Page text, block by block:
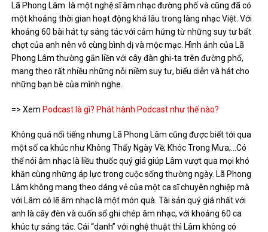
Lã Phong Lâm là một nghệ sĩ âm nhạc đường phố và cũng đã có
một khoảng thời gian hoạt động khá lâu trong làng nhạc Việt. Với
khoảng 60 bài hát tự sáng tác với cảm hứng từ những suy tư bất
chợt của anh nên vô cùng bình dị và mộc mạc. Hình ảnh của Lã
Phong Lâm thường gắn liền với cây đàn ghi-ta trên đường phố,
mang theo rất nhiều những nỗi niềm suy tư, biểu diễn và hát cho
những bạn bè của mình nghe.
=> Xem Podcast là gì? Phát hành Podcast như thế nào?
Không quá nổi tiếng nhưng Lã Phong Lâm cũng được biết tới qua
một số ca khúc như Không Thấy Ngày Về; Khóc Trong Mưa;…Có
thể nói âm nhạc là liều thuốc quý giá giúp Lâm vượt qua mọi khó
khăn cùng những áp lực trong cuộc sống thường ngày. Lã Phong
Lâm không mang theo dáng vẻ của một ca sĩ chuyên nghiệp mà
với Lâm có lẽ âm nhạc là một món quà. Tài sản quý giá nhất với
anh là cây đèn và cuốn sổ ghi chép âm nhạc, với khoảng 60 ca
khúc tự sáng tác. Cái “danh” với nghệ thuật thì Lâm không có